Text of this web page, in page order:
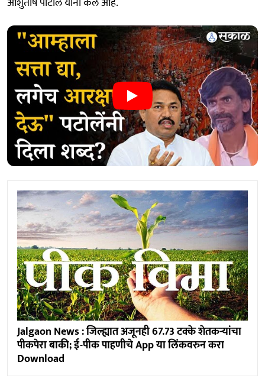
Jalgaon News : जिल्ह्यात अजूनही 67.73 टक्के शेतकऱ्यांचा
पीकपेरा बाकी; ई-पीक पाहणीचे App या लिंकवरुन करा
Download